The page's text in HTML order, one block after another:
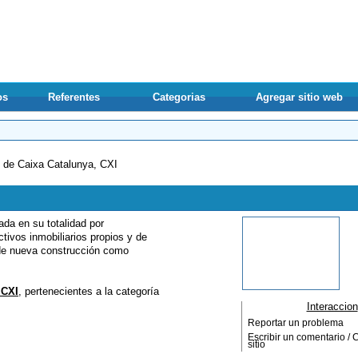
Referentes Categorias Agregar sitio web
Caixa Catalunya, CXI
en su totalidad por
inmobiliarios propios y de
nueva construcción como
, pertenecientes a la categoría
Interaccion
Reportar un problema
Escribir un comentario /
sitio